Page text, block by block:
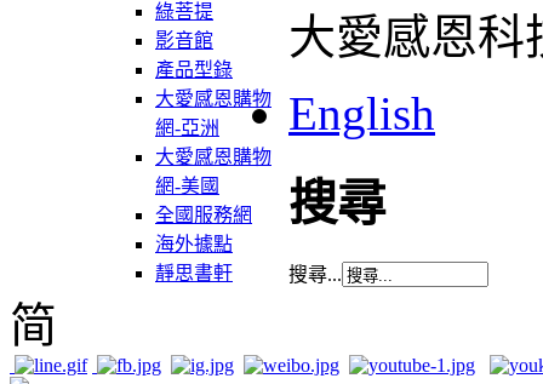
綠菩提
影音館
產品型錄
大愛感恩購物
網-亞洲
大愛感恩購物
網-美國
全國服務網
海外據點
靜思書軒
大愛感恩科
English
搜尋
搜尋...
简